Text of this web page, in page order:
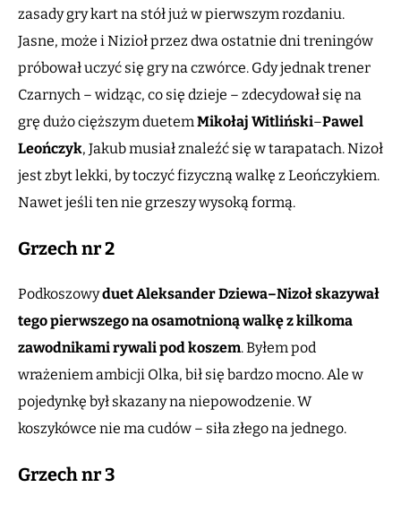
zasady gry kart na stół już w pierwszym rozdaniu.
Jasne, może i Nizioł przez dwa ostatnie dni treningów
próbował uczyć się gry na czwórce. Gdy jednak trener
Czarnych – widząc, co się dzieje – zdecydował się na
grę dużo cięższym duetemMikołaj Witliński–Pawel
Leończyk, Jakub musiał znaleźć się w tarapatach. Nizoł
jest zbyt lekki, by toczyć fizyczną walkę z Leończykiem.
Nawet jeśli ten nie grzeszy wysoką formą.
Grzech nr 2
Podkoszowyduet Aleksander Dziewa–Nizoł skazywał
tego pierwszego na osamotnioną walkę z kilkoma
zawodnikami rywalipod koszem. Byłem pod
wrażeniem ambicji Olka, bił się bardzo mocno. Ale w
pojedynkę był skazany na niepowodzenie. W
koszykówce nie ma cudów – siła złego na jednego.
Grzech nr 3